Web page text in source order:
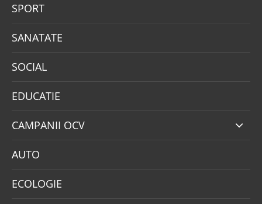
SPORT
SANATATE
SOCIAL
EDUCATIE
CAMPANII OCV
AUTO
ECOLOGIE